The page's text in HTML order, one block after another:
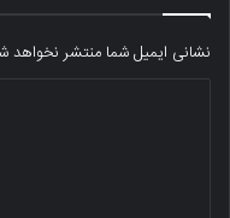
نشانی ایمیل شما منتشر نخواهد